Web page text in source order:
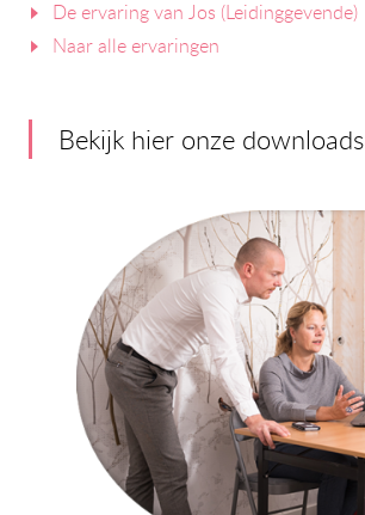
De ervaring van Jos (Leidinggevende)
Naar alle ervaringen
Bekijk hier onze downloads